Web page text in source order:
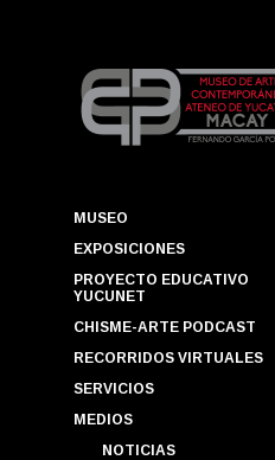
MUSEO
EXPOSICIONES
PROYECTO EDUCATIVO
YUCUNET
CHISME-ARTE PODCAST
RECORRIDOS VIRTUALES
SERVICIOS
MEDIOS
NOTICIAS